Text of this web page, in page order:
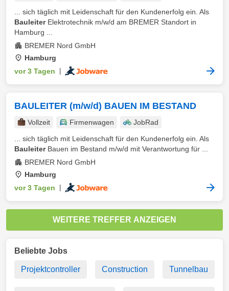
... sich täglich mit Leidenschaft für den Kundenerfolg ein. Als
BauleiterElektrotechnik m/w/d am BREMER Standort in
Hamburg ...
BREMER Nord GmbH
Hamburg
vor 3 Tagen
BAULEITER (m/w/d) BAUEN IM BESTAND
Vollzeit Firmenwagen
JobRad
... sich täglich mit Leidenschaft für den Kundenerfolg ein. Als
BauleiterBauen im Bestand m/w/d mit Verantwortung für ...
BREMER Nord GmbH
Hamburg
vor 3 Tagen
WEITERE TREFFER ANZEIGEN
Beliebte Jobs
Projektcontroller Construction Tunnelbau